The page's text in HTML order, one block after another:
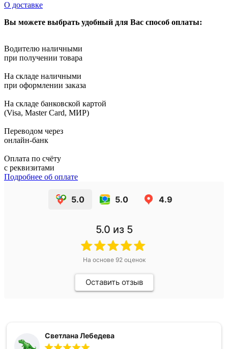
О доставке
Вы можете выбрать удобный для Вас способ оплаты:
Водителю наличными
при получении товара
На складе наличными
при оформлении заказа
На складе банковской картой
(Visa, Master Card, МИР)
Переводом через
онлайн-банк
Оплата по счёту
с реквизитами
Подробнее об оплате
5.0 5.0 4.9
5.0 из 5
На основе 92 оценок
Оставить отзыв
Светлана Лебедева